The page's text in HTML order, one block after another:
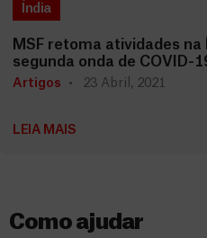
Índia
MSF retoma atividades
segunda onda de COVID-
Artigos 23 Abril, 2021
LEIA MAIS
Como ajudar